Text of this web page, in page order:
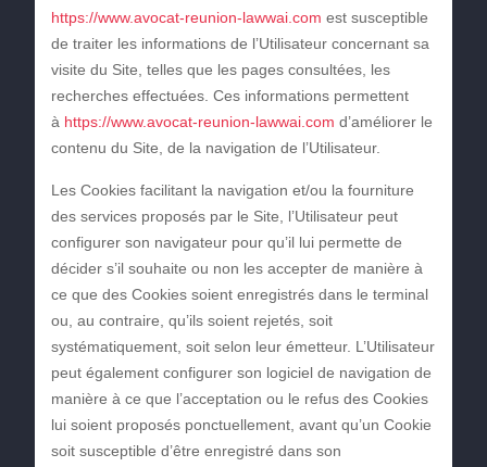
https://www.avocat-reunion-lawwai.com est susceptible
de traiter les informations de l’Utilisateur concernant sa
visite du Site, telles que les pages consultées, les
recherches effectuées. Ces informations permettent
à https://www.avocat-reunion-lawwai.com d’améliorer le
contenu du Site, de la navigation de l’Utilisateur.
Les Cookies facilitant la navigation et/ou la fourniture
des services proposés par le Site, l’Utilisateur peut
configurer son navigateur pour qu’il lui permette de
décider s’il souhaite ou non les accepter de manière à
ce que des Cookies soient enregistrés dans le terminal
ou, au contraire, qu’ils soient rejetés, soit
systématiquement, soit selon leur émetteur. L’Utilisateur
peut également configurer son logiciel de navigation de
manière à ce que l’acceptation ou le refus des Cookies
lui soient proposés ponctuellement, avant qu’un Cookie
soit susceptible d’être enregistré dans son